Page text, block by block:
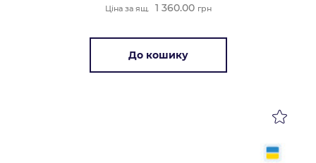
Ціна за ящ. 1 360.00 грн
До кошику